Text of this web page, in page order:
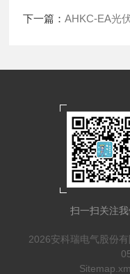
下一篇：AHKC-EA光
扫一扫关注我
2026安科瑞电气股份